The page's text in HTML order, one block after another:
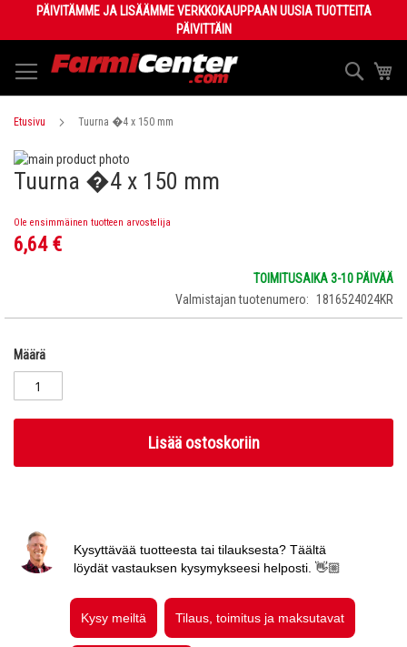
Content
PÄIVITÄMME JA LISÄÄMME VERKKOKAUPPAAN UUSIA TUOTTEITA
PÄIVITTÄIN
Haku
Etusivu Tuurna �4 x 150 mm
Skip
to
the
Skip
of
Tuurna �4 x 150 mm
Ole ensimmäinen tuotteen arvostelija
6,64 €
TOIMITUSAIKA 3-10 PÄIVÄÄ
Valmistajan tuotenumero
1816524024KR
Määrä
Lisää ostoskoriin